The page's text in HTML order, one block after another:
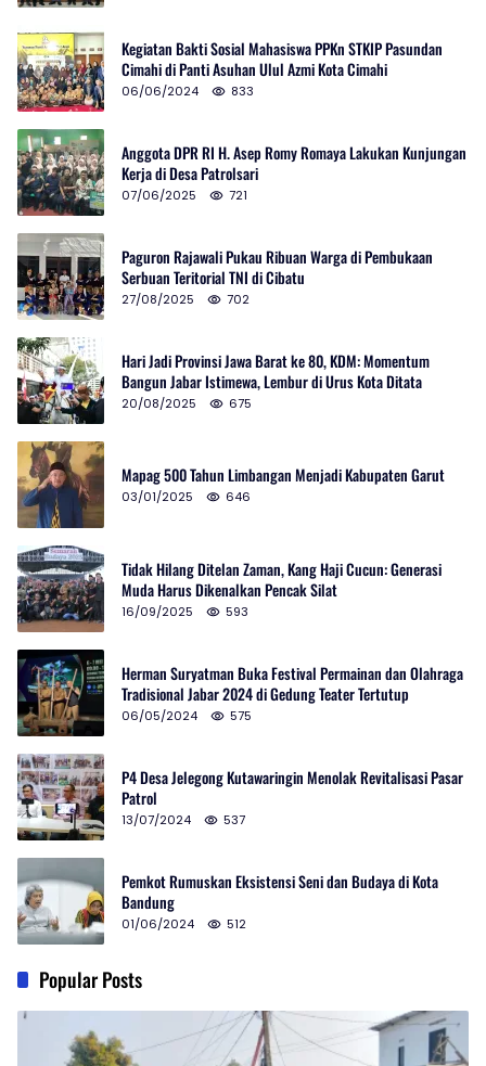
Kegiatan Bakti Sosial Mahasiswa PPKn STKIP Pasundan
Cimahi di Panti Asuhan Ulul Azmi Kota Cimahi
06/06/2024 833
Anggota DPR RI H. Asep Romy Romaya Lakukan Kunjungan
Kerja di Desa Patrolsari
07/06/2025 721
Paguron Rajawali Pukau Ribuan Warga di Pembukaan
Serbuan Teritorial TNI di Cibatu
27/08/2025 702
Hari Jadi Provinsi Jawa Barat ke 80, KDM: Momentum
Bangun Jabar Istimewa, Lembur di Urus Kota Ditata
20/08/2025 675
Mapag 500 Tahun Limbangan Menjadi Kabupaten Garut
03/01/2025 646
Tidak Hilang Ditelan Zaman, Kang Haji Cucun: Generasi
Muda Harus Dikenalkan Pencak Silat
16/09/2025 593
Herman Suryatman Buka Festival Permainan dan Olahraga
Tradisional Jabar 2024 di Gedung Teater Tertutup
06/05/2024 575
P4 Desa Jelegong Kutawaringin Menolak Revitalisasi Pasar
Patrol
13/07/2024 537
Pemkot Rumuskan Eksistensi Seni dan Budaya di Kota
Bandung
01/06/2024 512
Popular Posts